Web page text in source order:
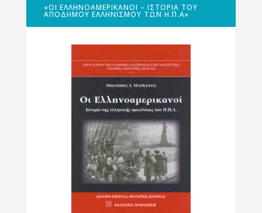
«ΟΙ ΕΛΛΗΝΟΑΜΕΡΙΚΑΝΟΊ – ΙΣΤΟΡΊΑ ΤΟΥ
ΑΠΌΔΗΜΟΥ ΕΛΛΗΝΙΣΜΟΎ ΤΩΝ Η.Π.Α»